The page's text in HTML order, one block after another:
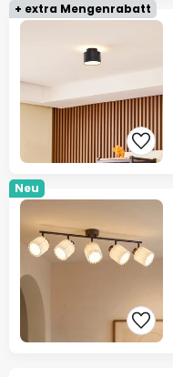
+ extra Mengenrabatt
Neu